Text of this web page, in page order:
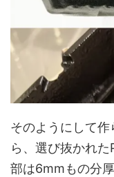
そのようにして
ら、選び抜かれた
部は6mmもの分厚